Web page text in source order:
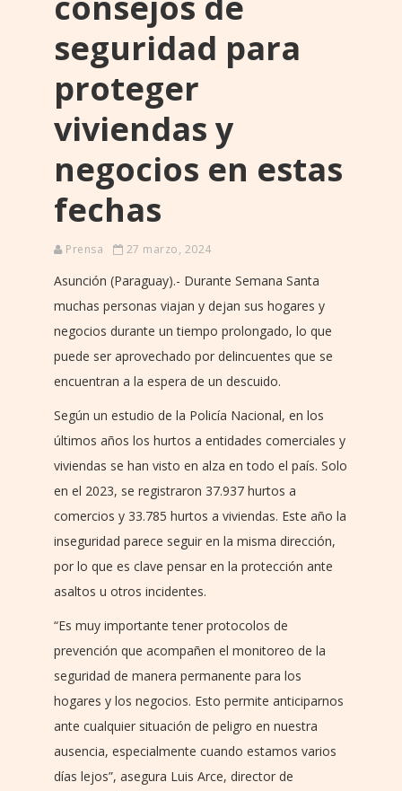
seguridad para
proteger
viviendas y
negocios en estas
fechas
Prensa 27 marzo, 2024
Asunción (Paraguay).- Durante Semana Santa
muchas personas viajan y dejan sus hogares y
negocios durante un tiempo prolongado, lo que
puede ser aprovechado por delincuentes que se
encuentran a la espera de un descuido.
Según un estudio de la Policía Nacional, en los
últimos años los hurtos a entidades comerciales y
viviendas se han visto en alza en todo el país. Solo
en el 2023, se registraron 37.937 hurtos a
comercios y 33.785 hurtos a viviendas. Este año la
inseguridad parece seguir en la misma dirección,
por lo que es clave pensar en la protección ante
asaltos u otros incidentes.
“Es muy importante tener protocolos de
prevención que acompañen el monitoreo de la
seguridad de manera permanente para los
hogares y los negocios. Esto permite anticiparnos
ante cualquier situación de peligro en nuestra
ausencia, especialmente cuando estamos varios
días lejos”, asegura Luis Arce, director de